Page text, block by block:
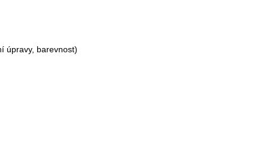
úpravy, barevnost)